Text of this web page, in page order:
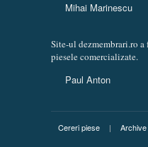
Mihai Marinescu
Site-ul dezmembrari.ro
piesele comercializate.
Paul Anton
Cereri piese |